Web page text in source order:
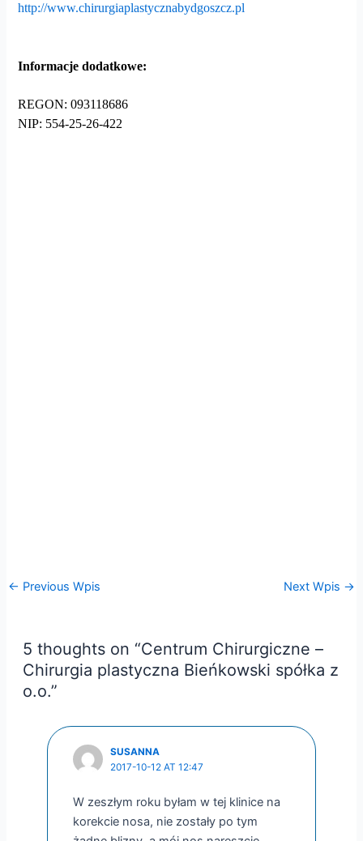
http://www.chirurgiaplastycznabydgoszcz.pl
Informacje dodatkowe:
REGON: 093118686
NIP: 554-25-26-422
← Previous Wpis Next Wpis →
5 thoughts on “Centrum Chirurgiczne –
Chirurgia plastyczna Bieńkowski spółka z
o.o.”
SUSANNA
2017-10-12 AT 12:47
W zeszłym roku byłam w tej klinice na
korekcie nosa, nie zostały po tym